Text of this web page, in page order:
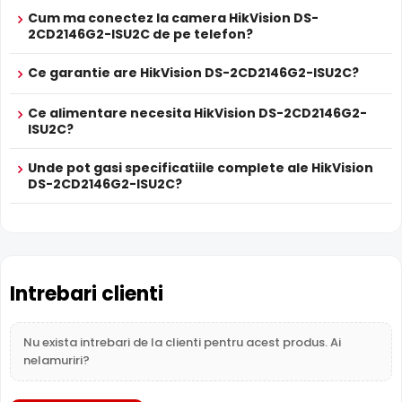
telefonul mobil.
HikVision DS-2CD2146G2-ISU2C suporta alimentare
Power over Ethernet (PoE)
POE
NVR sau Switch POE
PROSPECT PRODUCATOR
tehnic
HikVision DS-2CD2146G2-ISU2C
* Specificatiile tehnice ale produsului HikVision DS-2CD2146G2-ISU2C au
caracter informativ.
Cum ma conectez la camera HikVision DS-
2CD2146G2-ISU2C de pe telefon?
Ce garantie are HikVision DS-2CD2146G2-ISU2C?
Ce alimentare necesita HikVision DS-2CD2146G2-
ISU2C?
Unde pot gasi specificatiile complete ale HikVision
DS-2CD2146G2-ISU2C?
Intrebari clienti
Nu exista intrebari de la clienti pentru acest produs. Ai
nelamuriri?